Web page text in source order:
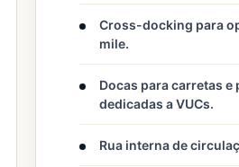
Cross-docking para
mile.
Docas para carretas e
dedicadas a VUCs.
Rua interna de